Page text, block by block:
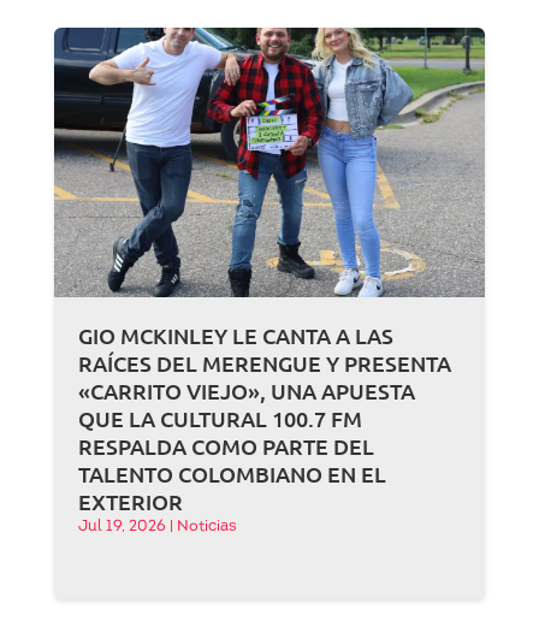
GIO MCKINLEY LE CANTA A LAS
RAÍCES DEL MERENGUE Y PRESENTA
«CARRITO VIEJO», UNA APUESTA
QUE LA CULTURAL 100.7 FM
RESPALDA COMO PARTE DEL
TALENTO COLOMBIANO EN EL
EXTERIOR
Jul 19, 2026 Noticias